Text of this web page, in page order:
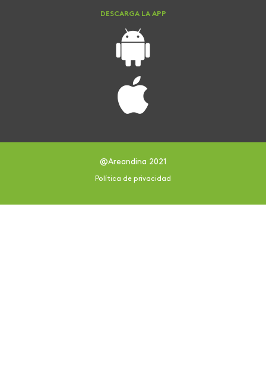
DESCARGA LA APP
@Areandina 2021
Política de privacidad